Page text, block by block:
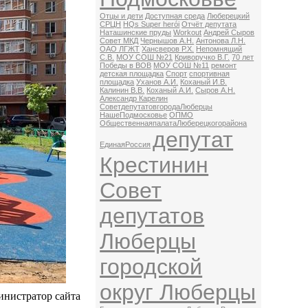
сайта
Отцы и дети Доступная среда Люберецкий
СРЦН HQs Super herói Отчёт депутата
Наташинские пруды Workout Андрей Сыров
Совет МКД Чернышов А.Н.
Антонова Л.Н.
ОАО ЛГЖТ Хансверов Р.Х. Непомнящий
С.В. МОУ СОШ №21 Криворучко В.Г. 70 лет
Победы в ВОВ МОУ СОШ №11 ремонт
детская площадка Спорт спортивная
площадка Уханов А.И.
Коханый И.В.
Калинин В.В. Коханый А.И.
Сыров А.Н.
Александр Карелин
СоветдепутатовгородаЛюберцы
НашеПодмосковье ОПМО
ОбщественнаяпалатаЛюберецкогорайона
ЕдинаяРоссия депутат
Крестинин
Совет
депутатов
Люберцы
городской
округ Люберцы